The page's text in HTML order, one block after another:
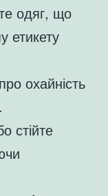
одяг, що
етикету
охайність
стійте